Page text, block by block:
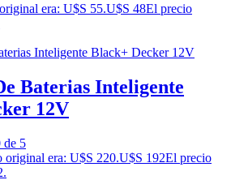
era: U$S 55.U$S 48El precio
Baterias Inteligente
12V
de 5
original era: U$S 220.U$S 192El precio